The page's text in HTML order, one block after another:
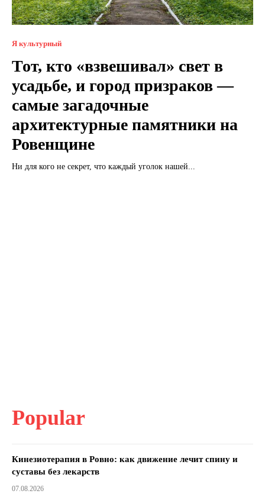
Я культурный
Тот, кто «взвешивал» свет в
усадьбе, и город призраков —
самые загадочные
архитектурные памятники на
Ровенщине
Ни для кого не секрет, что каждый уголок нашей...
Popular
Кинезиотерапия в Ровно: как движение лечит спину и
суставы без лекарств
07.08.2026